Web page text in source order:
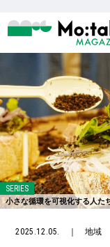
SERIES
小さな循環を可視化する人た
2025.12.05. ｜地域